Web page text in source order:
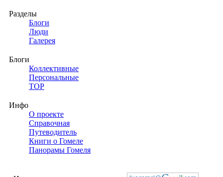
Разделы
Блоги
Люди
Галерея
Блоги
Коллективные
Персональные
TOP
Инфо
О проекте
Справочная
Путеводитель
Книги о Гомеле
Панорамы Гомеля